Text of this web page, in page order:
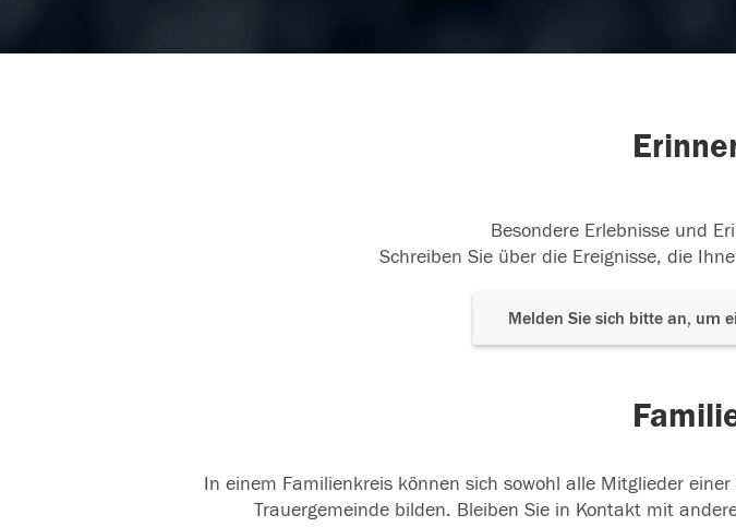
Besondere Erlebnisse und
Schreiben Sie über die Ereignisse, die
Melden Sie sich bitte an, um
In einem Familienkreis können sich sowohl alle Mitglieder
Trauergemeinde bilden. Bleiben Sie in Kontakt mit